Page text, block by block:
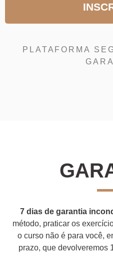
PLATAFORMA
7 dias de garantia
método, praticar os
o curso não é para você,
prazo, que devolveremos